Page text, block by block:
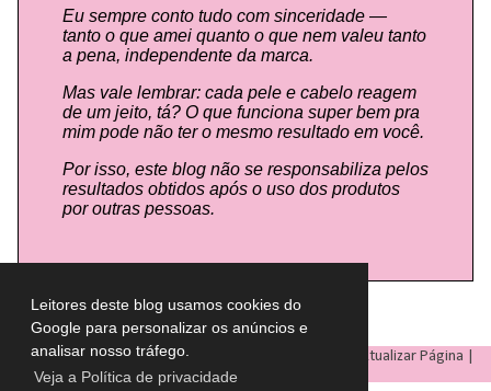
Leitores deste blog usamos cookies do
Google para personalizar os anúncios e
analisar nosso tráfego.
Veja a Política de privacidade
Eu sempre conto tudo com sinceridade —
tanto o que amei quanto o que nem valeu tanto
a pena, independente da marca.
Mas vale lembrar: cada pele e cabelo reagem
de um jeito, tá? O que funciona super bem pra
mim pode não ter o mesmo resultado em você.
Por isso, este blog não se responsabiliza pelos
resultados obtidos após o uso dos produtos
por outras pessoas.
LULU ON THE SKY - Todos os direitos reservados © | Atualizar Página